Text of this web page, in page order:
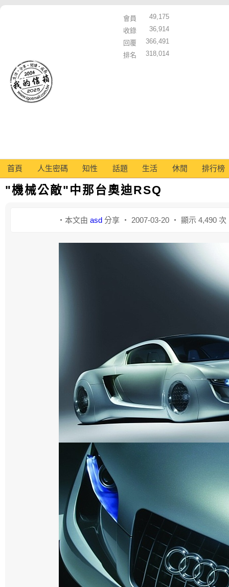
會員
49,175
收錄
36,914
回覆
366,491
排名
318,014
首頁 人生密碼 知性 話題 生活 休閒 排行榜
"機械公敵"中那台奧迪RSQ
‧本文由 asd 分享 ‧ 2007-03-20 ‧ 顯示 4,490